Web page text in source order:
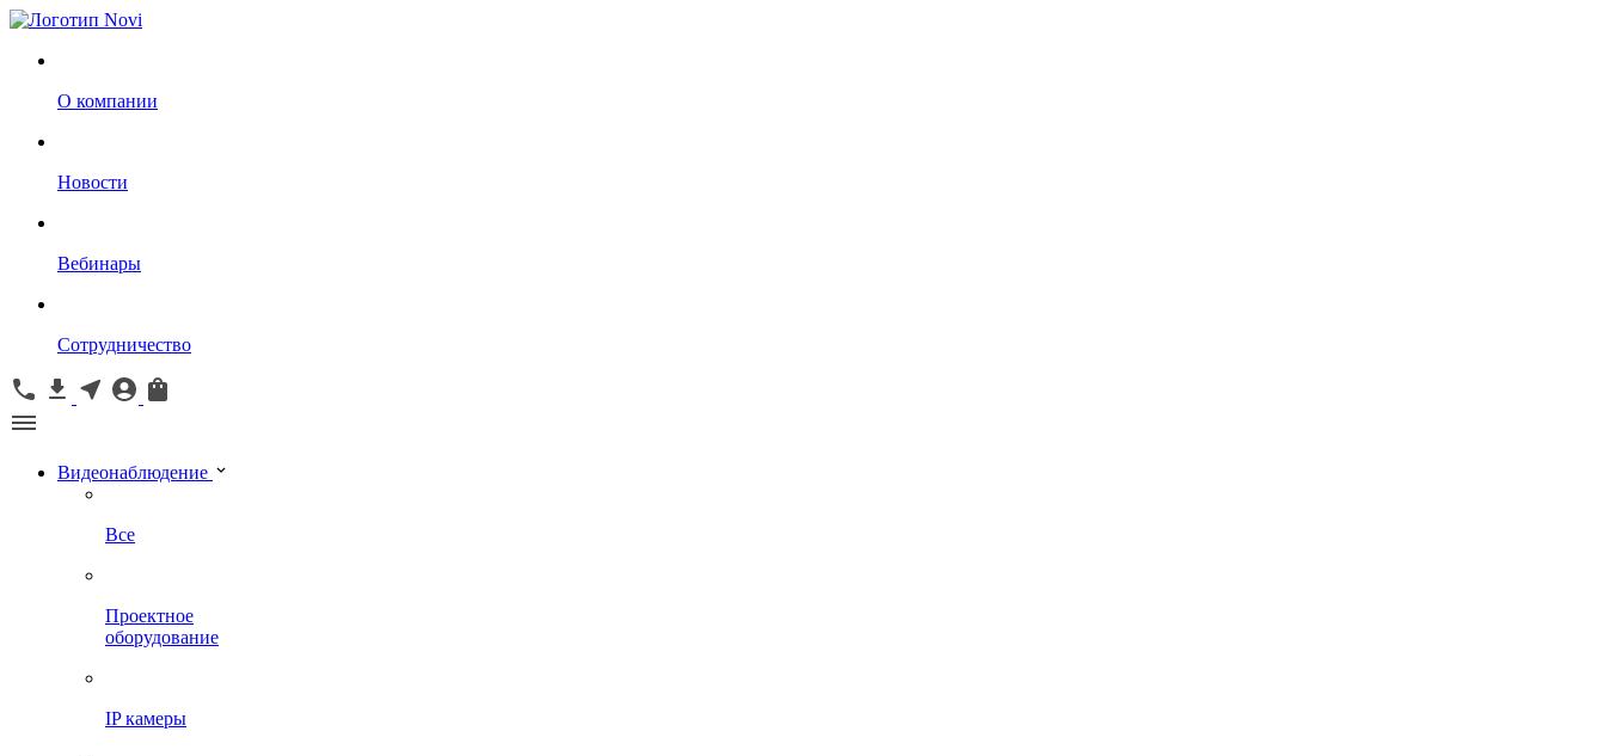
О компании
Новости
Вебинары
Сотрудничество
Видеонаблюдение
Все
Проектное
оборудование
IP камеры